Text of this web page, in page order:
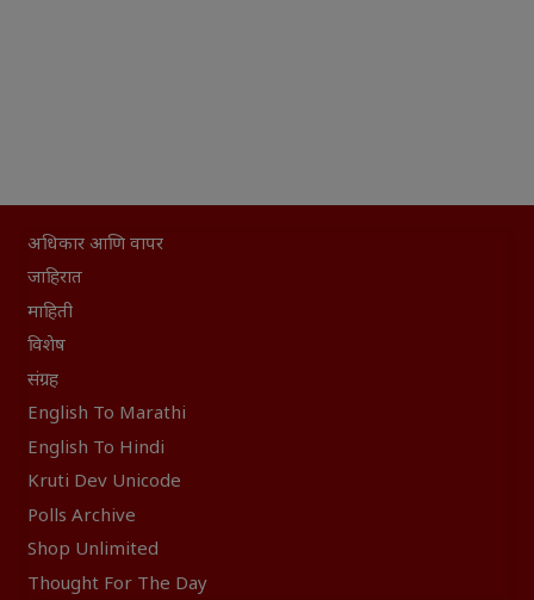
अधिकार आणि वापर
जाहिरात
माहिती
विशेष
संग्रह
English To Marathi
English To Hindi
Kruti Dev Unicode
Polls Archive
Shop Unlimited
Thought For The Day